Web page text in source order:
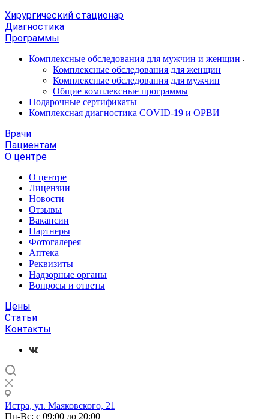
Хирургический стационар
Диагностика
Программы
Комплексные обследования для мужчин и женщин
Комплексные обследования для женщин
Комплексные обследования для мужчин
Общие комплексные программы
Подарочные сертификаты
Комплексная диагностика COVID-19 и ОРВИ
Врачи
Пациентам
О центре
О центре
Лицензии
Новости
Отзывы
Вакансии
Партнеры
Фотогалерея
Аптека
Реквизиты
Надзорные органы
Вопросы и ответы
Цены
Статьи
Контакты
Истра, ул. Маяковского, 21
Пн-Вс: с 09:00 до 20:00